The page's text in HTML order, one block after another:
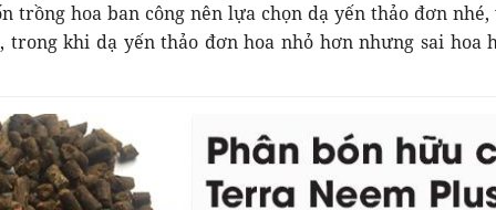
trồng hoa ban công nên lựa chọn dạ yến thảo đơn nhé,
trong khi dạ yến thảo đơn hoa nhỏ hơn nhưng sai hoa